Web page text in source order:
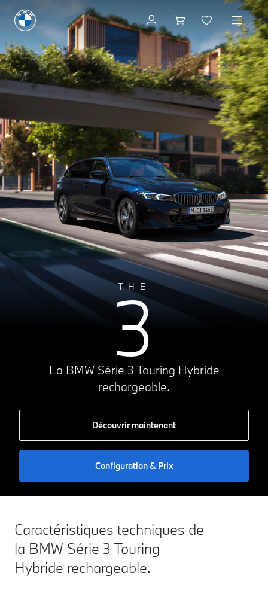
71g CO₂/km
THE
3
La BMW Série 3 Touring Hybride
rechargeable.
Découvrir maintenant
Configuration & Prix
Caractéristiques techniques de
la BMW Série 3 Touring
Hybride rechargeable.